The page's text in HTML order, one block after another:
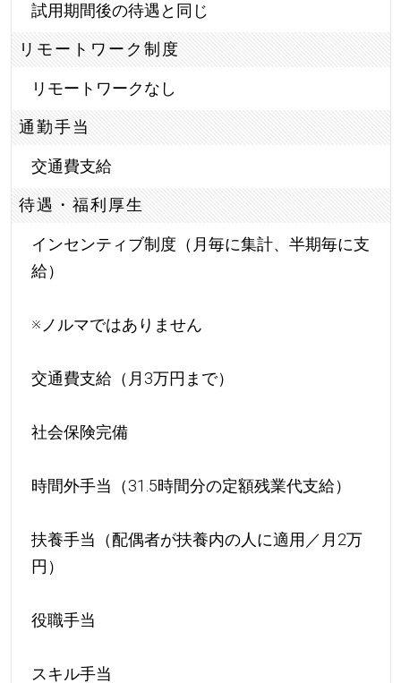
試用期間後の待遇と同じ
リモートワーク制度
リモートワークなし
通勤手当
交通費支給
待遇・福利厚生
インセンティブ制度（月毎に集計、半期毎に支
給）
※ノルマではありません
交通費支給（月3万円まで）
社会保険完備
時間外手当（31.5時間分の定額残業代支給）
扶養手当（配偶者が扶養内の人に適用／月2万
円）
役職手当
スキル手当